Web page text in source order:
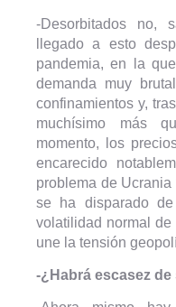
-Desorbitados no,
llegado a esto
pandemia, en la
demanda muy
confinamientos y,
muchísimo más
momento, los
encarecido
problema de
se ha disparado
volatilidad normal
une la tensión
-¿Habrá escasez